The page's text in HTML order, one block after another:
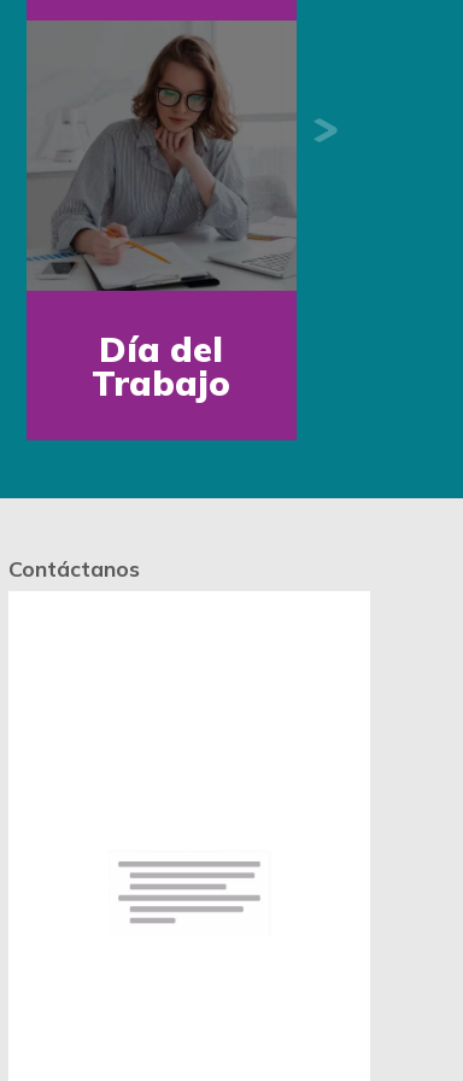
Día del
Maestro
Next
Contáctanos